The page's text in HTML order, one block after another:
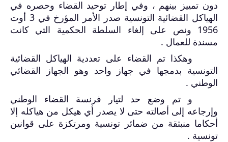
دون تمييز بينهم ، وفي إطار توحيد القضاء وحصره في
الهياكل القضائية التونسية صدر الأمر المؤرخ في 3 أوت
1956 ونص على إلغاء السلطة الحكمية التي كانت
مسندة للعمال .
وهكذا تم القضاء على تعددية الهياكل القضائية
التونسية بدمجها في جهاز واحد وهو الجهاز القضائي
الوطني .
و تم وضع حد لتيار فرنسة القضاء الوطني
وإرجاعه إلى أصالته حتى لا يصدر أي هيكل من هياكله إلا
أحكاما منبثقة من ضمائر تونسية ومرتكزة على قوانين
تونسية .